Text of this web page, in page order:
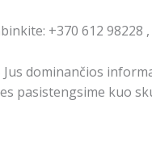
+370 612
dominančios
pasistengsime kuo